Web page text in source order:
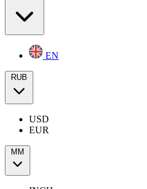
EN
RUB
USD
EUR
ММ